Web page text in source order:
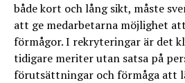
både kort och lång sikt, måste
att ge medarbetarna möjlighet
förmågor. I rekryteringar är det
tidigare meriter utan satsa på
förutsättningar och förmåga att